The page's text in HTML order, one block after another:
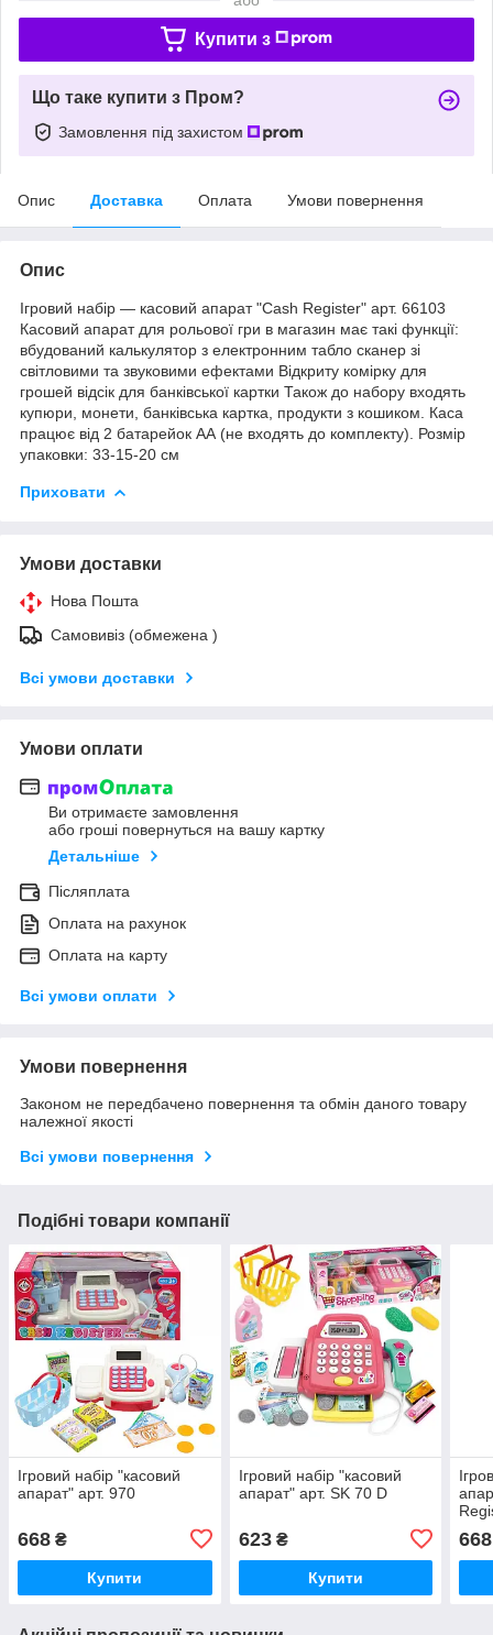
Купити з
Що таке купити з Пром?
Замовлення під захистом
Опис Доставка Оплата Умови повернення
Опис
Ігровий набір — касовий апарат "Cash Register" арт. 66103
Касовий апарат для рольової гри в магазин має такі функції:
вбудований калькулятор з електронним табло сканер зі
світловими та звуковими ефектами Відкриту комірку для
грошей відсік для банківської картки Також до набору входять
купюри, монети, банківська картка, продукти з кошиком. Каса
працює від 2 батарейок АА (не входять до комплекту). Розмір
упаковки: 33-15-20 см
Приховати
Умови доставки
Нова Пошта
Самовивіз (обмежена )
Всі умови доставки
Умови оплати
Ви отримаєте замовлення
або гроші повернуться на вашу картку
Детальніше
Післяплата
Оплата на рахунок
Оплата на карту
Всі умови оплати
Умови повернення
Законом не передбачено повернення та обмін даного товару
належної якості
Всі умови повернення
Подібні товари компанії
Ігровий набір "касовий
апарат" арт. 970
668 ₴
Купити
Ігровий набір "касовий
апарат" арт. SK 70 D
623₴
Купити
668